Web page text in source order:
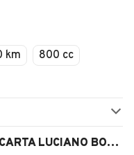
km
800 cc
AUTONOLEGGIO SARDINYA DI CARTA LUCIANO BONAVENTURA